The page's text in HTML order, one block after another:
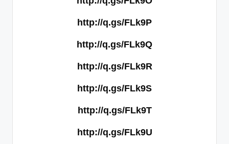
http://q.gs/FLk9P
http://q.gs/FLk9Q
http://q.gs/FLk9R
http://q.gs/FLk9S
http://q.gs/FLk9T
http://q.gs/FLk9U